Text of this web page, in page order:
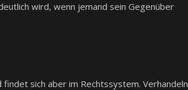
wird, wenn jemand sein Gegenüber
sich aber im Rechtssystem. Verhandeln